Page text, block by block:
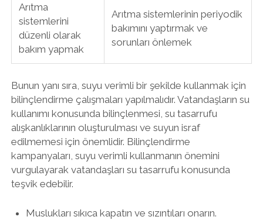
Arıtma
sistemlerini
düzenli olarak
bakım yapmak
Arıtma sistemlerinin periyodik
bakımını yaptırmak ve
sorunları önlemek
Bunun yanı sıra, suyu verimli bir şekilde kullanmak için
bilinçlendirme çalışmaları yapılmalıdır. Vatandaşların su
kullanımı konusunda bilinçlenmesi, su tasarrufu
alışkanlıklarının oluşturulması ve suyun israf
edilmemesi için önemlidir. Bilinçlendirme
kampanyaları, suyu verimli kullanmanın önemini
vurgulayarak vatandaşları su tasarrufu konusunda
teşvik edebilir.
Muslukları sıkıca kapatın ve sızıntıları onarın.